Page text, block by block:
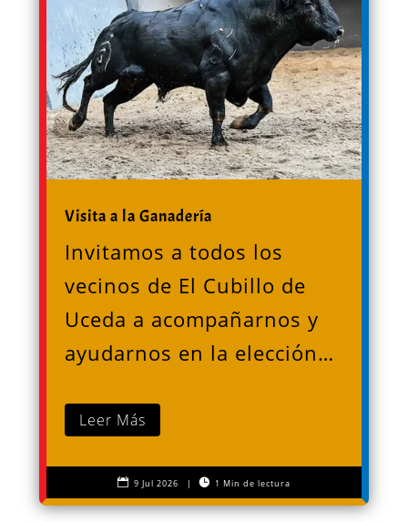
Visita a la Ganadería
Invitamos a todos los
vecinos de El Cubillo de
Uceda a acompañarnos y
ayudarnos en la elección…
Leer Más
 9 Jul 2026 |  1 Min de lectura